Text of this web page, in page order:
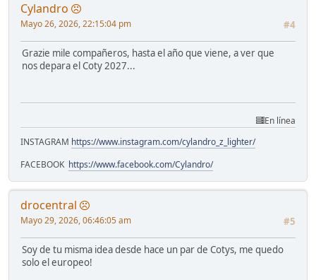
Cylandro
#4
Mayo 26, 2026, 22:15:04 pm
Grazie mile compañeros, hasta el año que viene, a ver que
nos depara el Coty 2027...
En línea
INSTAGRAM https://www.instagram.com/cylandro_z_lighter/
FACEBOOK https://www.facebook.com/Cylandro/
drocentral
#5
Mayo 29, 2026, 06:46:05 am
Soy de tu misma idea desde hace un par de Cotys, me quedo
solo el europeo!